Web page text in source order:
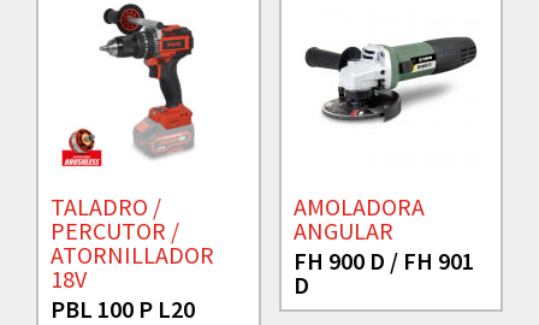
TALADRO /
PERCUTOR /
ATORNILLADOR
18V
PBL 100 P L20
AMOLADORA
ANGULAR
FH 900 D / FH 901
D